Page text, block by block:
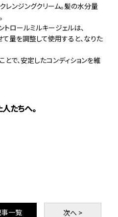
ンジングクリーム。髪の水分量
トロールミルキージェルは、
量を調整して使用すると、なりた
で、安定したコンディションを維
たちへ。
一覧 次へ >